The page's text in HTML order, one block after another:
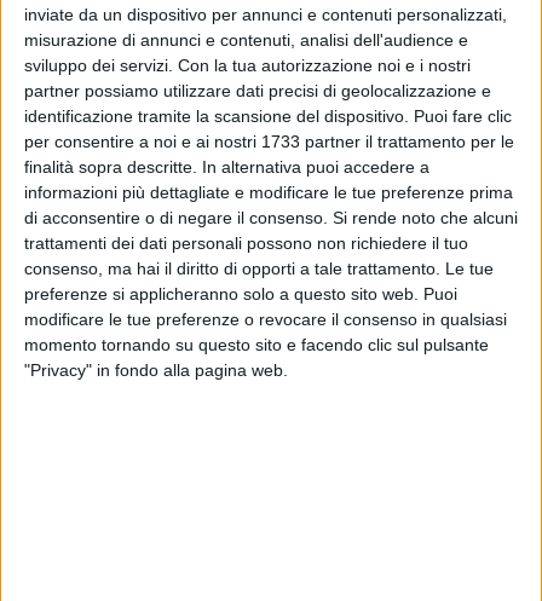
inviate da un dispositivo per annunci e contenuti personalizzati,
misurazione di annunci e contenuti, analisi dell'audience e
sviluppo dei servizi. Con la tua autorizzazione noi e i nostri
partner possiamo utilizzare dati precisi di geolocalizzazione e
identificazione tramite la scansione del dispositivo. Puoi fare clic
per consentire a noi e ai nostri 1733 partner il trattamento per le
finalità sopra descritte. In alternativa puoi accedere a
informazioni più dettagliate e modificare le tue preferenze prima
di acconsentire o di negare il consenso. Si rende noto che alcuni
trattamenti dei dati personali possono non richiedere il tuo
consenso, ma hai il diritto di opporti a tale trattamento. Le tue
preferenze si applicheranno solo a questo sito web. Puoi
modificare le tue preferenze o revocare il consenso in qualsiasi
momento tornando su questo sito e facendo clic sul pulsante
"Privacy" in fondo alla pagina web.
donazioni rivolte a chi in queste ore è sul campo in prima
linea per contrastare la diffusione dei contagi. Così la nota
azienda di confetti Mucci ha deciso di fare una donazione
degli inimitabili tenerelli tricolore agli agenti della Polizia
locale impegnati nelle attività di presidio ai varchi di
filtraggio.
Ma non solo. Capece Minutolo dell'azienda vinicola
Schinosa ha invece inviato un messaggio di ringraziamento
speciale, insieme al carico di 10000 bottiglie tra Moscato
secco "Garbino", Aglianico e Laghiglione rosso di Puglia ad
un cliente storico di Shangai. Il tutto accompagnato da uno
striscione fatto preparare dai bambini. Con questo gesto